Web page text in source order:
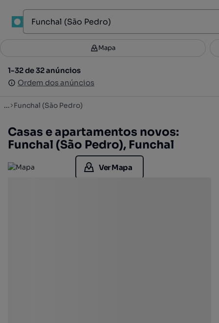
Filtros 2
1-32 de 32 anúncios
Ordem dos anúncios
Mapa
1-32 de 32 anúncios
Ordem dos anúncios
... Funchal (São Pedro)
Casas e apartamentos novos:
Funchal (São Pedro), Funchal
Ver Mapa